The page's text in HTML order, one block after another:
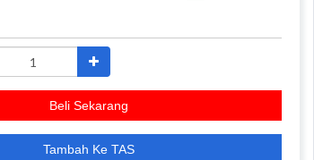
Beli Sekarang
Tambah Ke TAS